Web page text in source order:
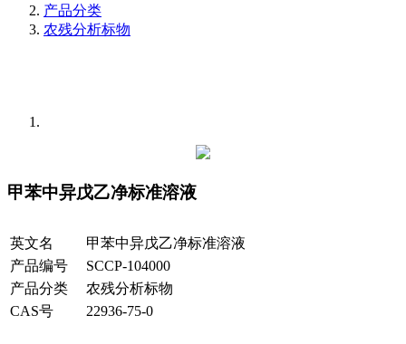
产品分类
农残分析标物
甲苯中异戊乙净标准溶液
英文名
甲苯中异戊乙净标准溶液
产品编号
SCCP-104000
产品分类
农残分析标物
CAS号
22936-75-0